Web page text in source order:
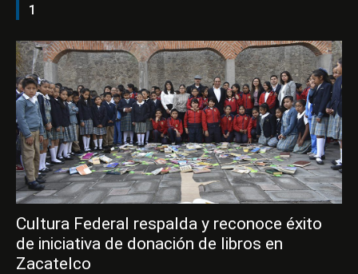
1
Cultura Federal respalda y reconoce éxito
de iniciativa de donación de libros en
Zacatelco